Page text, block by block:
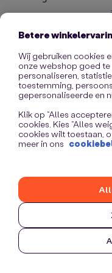
Betere
Wij gebruiken cookies
onze webshop goed
personaliseren,
toestemming,
gepersonaliseerde en
Klik op “Alles
cookies. Kies “Alles
cookies wilt toestaan,
meer in ons